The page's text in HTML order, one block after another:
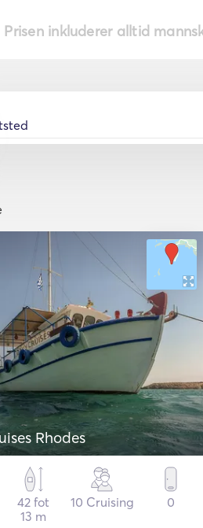
| Prisen inkluderer alltid
Rhodes
42 fot
13 m
10 Cruising 0